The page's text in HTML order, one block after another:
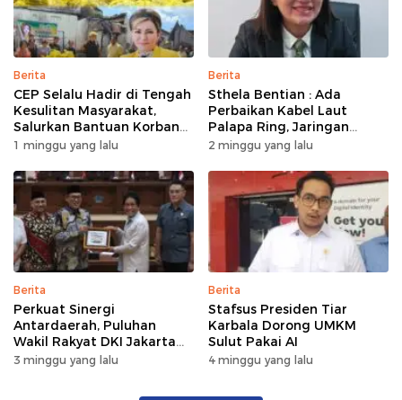
Berita
CEP Selalu Hadir di Tengah
Kesulitan Masyarakat,
Salurkan Bantuan Korban
Kebakaran di Wanea
1 minggu yang lalu
Berita
Sthela Bentian : Ada
Perbaikan Kabel Laut
Palapa Ring, Jaringan
Internet di Talaud,
Terganggu Sementara
2 minggu yang lalu
Berita
Perkuat Sinergi
Antardaerah, Puluhan
Wakil Rakyat DKI Jakarta
Gelar Kunker di DPRD Sulut
3 minggu yang lalu
Berita
Stafsus Presiden Tiar
Karbala Dorong UMKM
Sulut Pakai AI
4 minggu yang lalu